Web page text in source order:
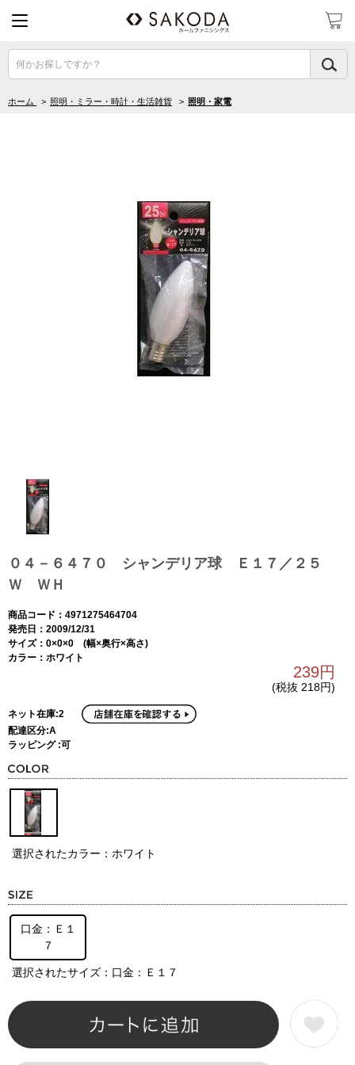
何かお探しですか？
ホーム > 照明・ミラー・時計・生活雑貨 > 照明・家電
０４－６４７０ シャンデリア球 Ｅ１７／２５
Ｗ ＷＨ
商品コード：4971275464704
発売日：2009/12/31
サイズ：0×0×0 (幅×奥行×高さ)
カラー：ホワイト
239円
(税抜 218円)
ネット在庫:2
配達区分:A
ラッピング :可
選択されたカラー：ホワイト
口金：Ｅ１
７
選択されたサイズ：口金：Ｅ１７